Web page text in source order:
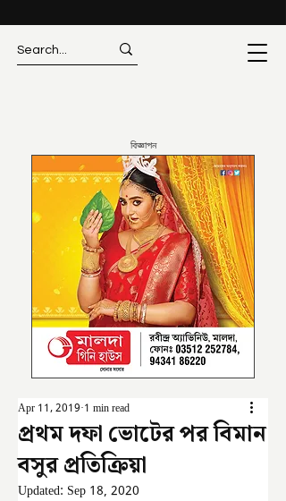
বিজ্ঞাপন
প্রথম দফা ভোটের পর বিমান
বসুর প্রতিক্রিয়া
Apr 11, 2019 1 min read
Updated: Sep 18, 2020